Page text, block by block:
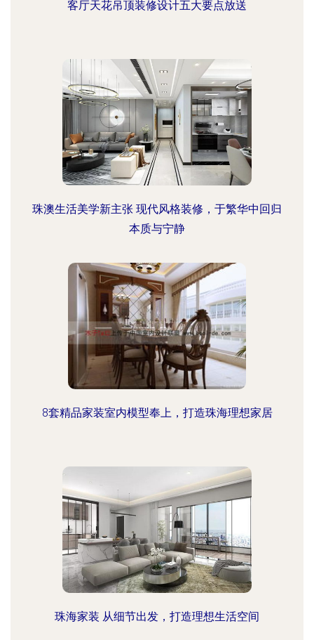
客厅天花吊顶装修设计五大要点放送
珠澳生活美学新主张 现代风格装修，于繁华中回归
本质与宁静
8套精品家装室内模型奉上，打造珠海理想家居
珠海家装 从细节出发，打造理想生活空间